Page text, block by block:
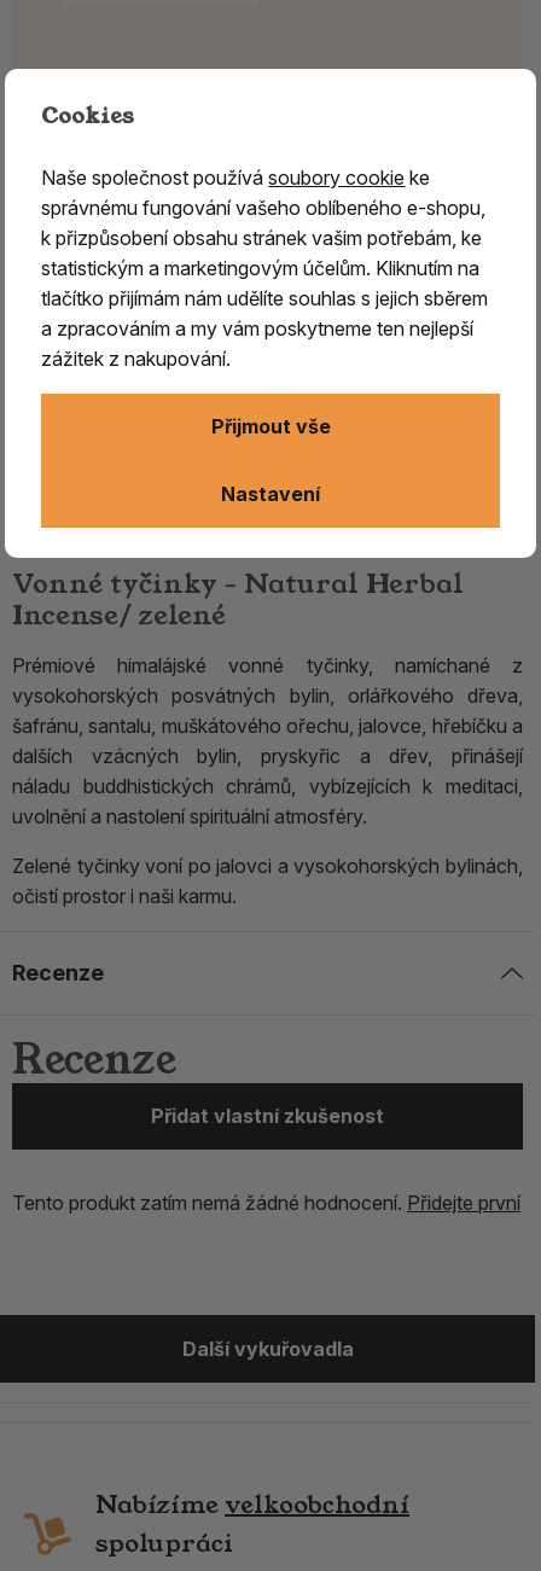
Vonné tyčinky - Natural Herbal
Incense/ zelené
Prémiové himalájské vonné tyčinky, namíchané z
vysokohorských posvátných bylin, orlářkového dřeva,
šafránu, santalu, muškátového ořechu, jalovce, hřebíčku a
dalších vzácných bylin, pryskyřic a dřev, přinášejí
náladu buddhistických chrámů, vybízejících k meditaci,
uvolnění a nastolení spirituální atmosféry.
Zelené tyčinky voní po jalovci a vysokohorských bylinách,
očistí prostor i naši karmu.
Recenze
Recenze
Přidat vlastní zkušenost
Tento produkt zatím nemá žádné hodnocení. Přidejte první
Další vykuřovadla
Nabízíme velkoobchodní
spolupráci
Cookies
Naše společnost používásoubory cookie ke
správnému fungování vašeho oblíbeného e-shopu,
k přizpůsobení obsahu stránek vašim potřebám, ke
statistickým a marketingovým účelům. Kliknutím na
tlačítko přijímám nám udělíte souhlas s jejich sběrem
a zpracováním a my vám poskytneme ten nejlepší
zážitek z nakupování.
Nastavení
Přijmout vše